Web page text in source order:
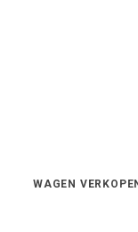
WAGEN